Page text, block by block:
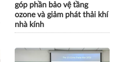
góp phần bảo vệ tầng
ozone và giảm phát thải khí
nhà kính